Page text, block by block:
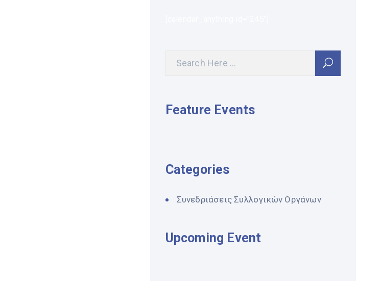
Feature Events
Categories
Συνεδριάσεις Συλλογικών Οργάνων
Upcoming Event